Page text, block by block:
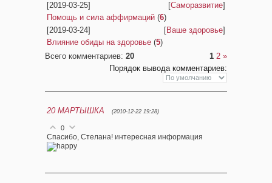
[2019-03-25]
[Саморазвитие]
Помощь и сила аффирмаций (6)
[2019-03-24]
[Ваше здоровье]
Влияние обиды на здоровье (5)
Всего комментариев: 20 1 2 »
Порядок вывода комментариев:
20 МАРТЫШКА (2010-12-22 19:28)
0
Спасибо, Стелана! интересная информация